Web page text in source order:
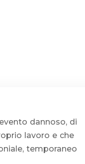
dannoso, di
lavoro e che
temporaneo